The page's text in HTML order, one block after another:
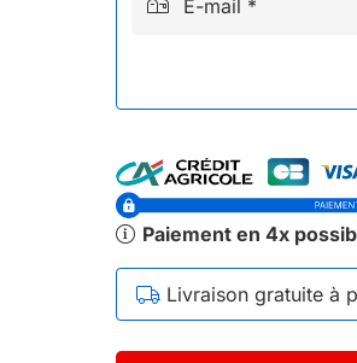
E-mail *
Paiement en 4x
Livraison gratuite à